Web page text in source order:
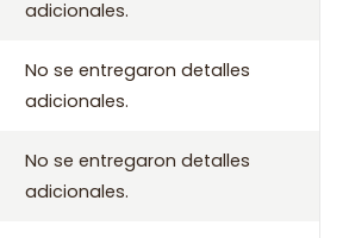
adicionales.
No se entregaron detalles
adicionales.
No se entregaron detalles
adicionales.